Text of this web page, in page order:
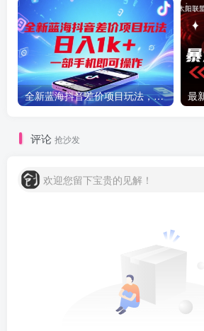
全新蓝海抖音差价项目玩法，日入1k+，一部手机即可操作【揭秘】
评论 抢沙发
欢迎您留下宝贵的见解！